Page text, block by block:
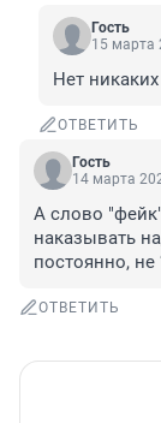
Гость
15 марта
Нет
ОТВЕТИТЬ
Гость
14 марта
А слово
наказывать
постоянно, не
ОТВЕТИТЬ